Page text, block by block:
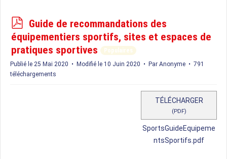
p
d
f
Guide de recommandations des
équipementiers sportifs, sites et espaces de
pratiques sportives
Populaires
Publié le 25 Mai 2020
Modifié le 10 Juin 2020 Par Anonyme
791
téléchargements
TÉLÉCHARGER
(PDF)
SportsGuideEquipeme
ntsSportifs.pdf